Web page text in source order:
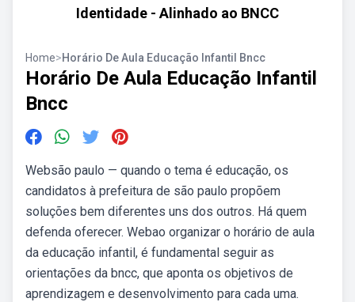
Identidade - Alinhado ao BNCC
Home>Horário De Aula Educação Infantil Bncc
Horário De Aula Educação Infantil
Bncc
Websão paulo — quando o tema é educação, os
candidatos à prefeitura de são paulo propõem
soluções bem diferentes uns dos outros. Há quem
defenda oferecer. Webao organizar o horário de aula
da educação infantil, é fundamental seguir as
orientações da bncc, que aponta os objetivos de
aprendizagem e desenvolvimento para cada uma.